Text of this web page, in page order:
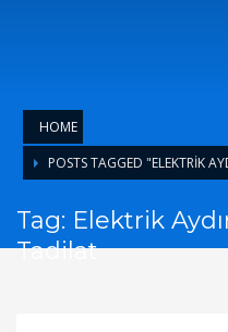
HOME
POSTS TAGGED "ELEKTRIK
Tag: Elektrik
Tadilat